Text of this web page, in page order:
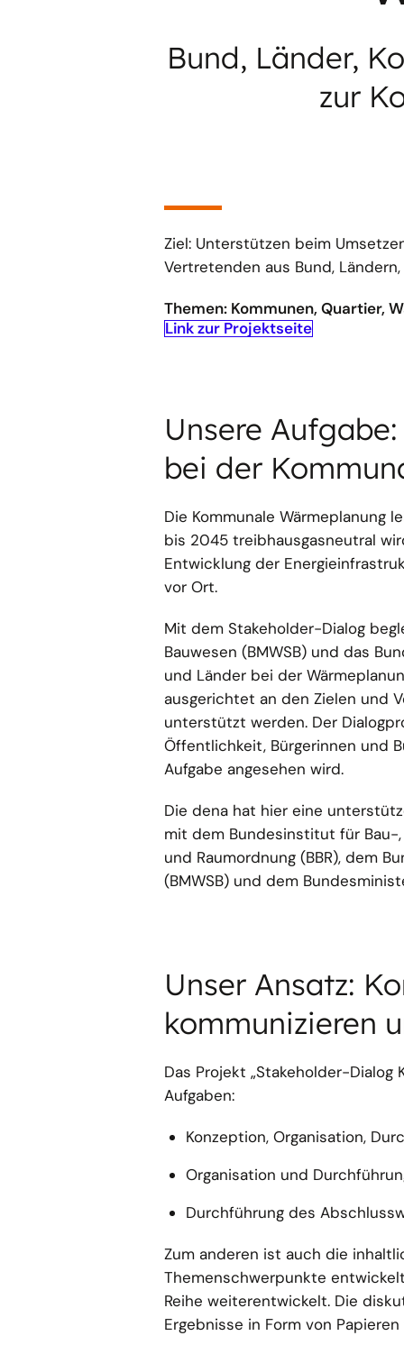
Bund, Länder,
zur
Ziel: Unterstützen beim
Vertretenden aus Bund,
Themen: Kommunen, Quartier,
Link zur Projektseite
Unsere
bei der
Die Kommunale Wärmeplanung
bis 2045 treibhausgasneutral
Entwicklung der
vor Ort.
Mit dem Stakeholder-Dialog
Bauwesen (BMWSB) und das
und Länder bei der
ausgerichtet an den Zielen und
unterstützt werden. Der
Öffentlichkeit, Bürgerinnen und
Aufgabe angesehen wird.
Die dena hat hier eine
mit dem Bundesinstitut für Bau-,
und Raumordnung (BBR), dem
(BMWSB) und dem
Unser Ansatz:
kommunizieren
Das Projekt „Stakeholder-
Aufgaben:
Konzeption, Organisation,
Organisation und
Durchführung des
Zum anderen ist auch die
Themenschwerpunkte
Reihe weiterentwickelt. Die
Ergebnisse in Form von